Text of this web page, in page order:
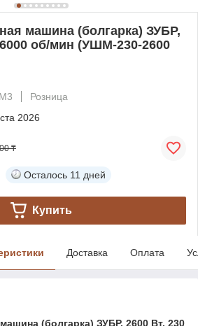
машина (болгарка) ЗУБР,
об/мин (УШМ-230-2600
Розница
2026
₸
Осталось 11 дней
Купить
Доставка Оплата
(болгарка) ЗУБР, 2600 Вт, 230